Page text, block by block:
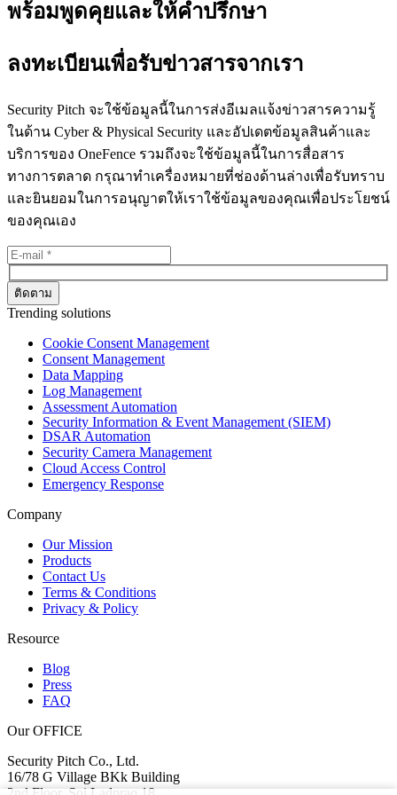
พร้อมพูดคุยและให้คำปรึกษา
ลงทะเบียนเพื่อรับข่าวสารจากเรา
Security Pitch จะใช้ข้อมูลนี้ในการส่งอีเมลแจ้งข่าวสารความรู้
ในด้าน Cyber & Physical Security และอัปเดตข้อมูลสินค้าและ
บริการของ OneFence รวมถึงจะใช้ข้อมูลนี้ในการสื่อสาร
ทางการตลาด กรุณาทำเครื่องหมายที่ช่องด้านล่างเพื่อรับทราบ
และยินยอมในการอนุญาตให้เราใช้ข้อมูลของคุณเพื่อประโยชน์
ของคุณเอง
Trending solutions
Cookie Consent Management
Consent Management
Data Mapping
Log Management
Assessment Automation
Security Information & Event Management (SIEM)
DSAR Automation
Security Camera Management
Cloud Access Control
Emergency Response
Company
Our Mission
Products
Contact Us
Terms & Conditions
Privacy & Policy
Resource
Blog
Press
FAQ
Our OFFICE
Security Pitch Co., Ltd.
16/78 G Village BKk Building